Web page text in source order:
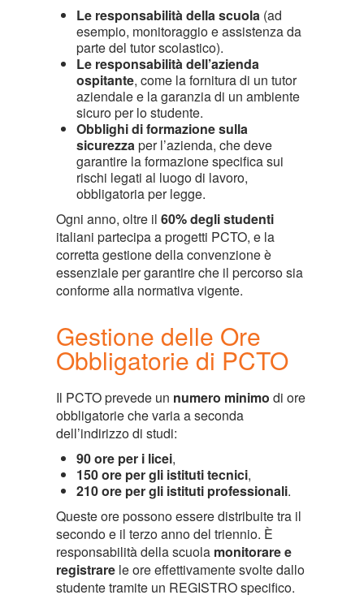
Le responsabilità della scuola (ad
esempio, monitoraggio e assistenza da
parte del tutor scolastico).
Le responsabilità dell’azienda
ospitante, come la fornitura di un tutor
aziendale e la garanzia di un ambiente
sicuro per lo studente.
Obblighi di formazione sulla
sicurezzaper l’azienda, che deve
garantire la formazione specifica sui
rischi legati al luogo di lavoro,
obbligatoria per legge.
Ogni anno, oltre il 60% degli studenti
italiani partecipa a progetti PCTO, e la
corretta gestione della convenzione è
essenziale per garantire che il percorso sia
conforme alla normativa vigente.
Gestione delle Ore
Obbligatorie di PCTO
Il PCTO prevede un numero minimo di ore
obbligatorie che varia a seconda
dell’indirizzo di studi:
90 ore per i licei,
150 ore per gli istituti tecnici,
210 ore per gli istituti professionali.
Queste ore possono essere distribuite tra il
secondo e il terzo anno del triennio. È
responsabilità della scuola monitorare e
registrare le ore effettivamente svolte dallo
studente tramite un REGISTRO specifico.